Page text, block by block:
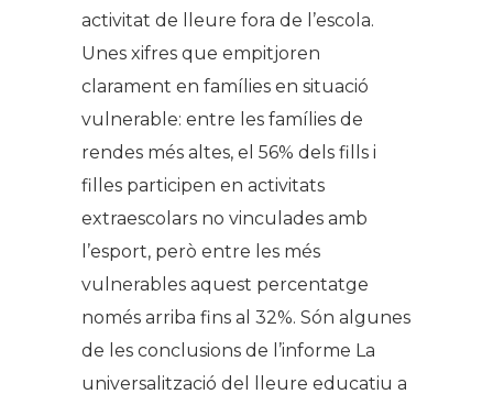
activitat de lleure fora de l’escola.
Unes xifres que empitjoren
clarament en famílies en situació
vulnerable: entre les famílies de
rendes més altes, el 56% dels fills i
filles participen en activitats
extraescolars no vinculades amb
l’esport, però entre les més
vulnerables aquest percentatge
només arriba fins al 32%. Són algunes
de les conclusions de l’informe La
universalització del lleure educatiu a